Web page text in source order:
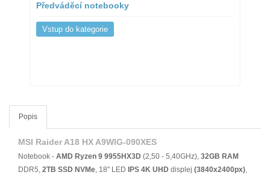
Předváděcí notebooky
Vstup do kategorie
Popis
MSI Raider A18 HX A9WIG-090XES
Notebook - AMD Ryzen 9 9955HX3D (2,50 - 5,40GHz), 32GB RAM
DDR5, 2TB SSD NVMe, 18" LED IPS 4K UHD displej (3840x2400px),